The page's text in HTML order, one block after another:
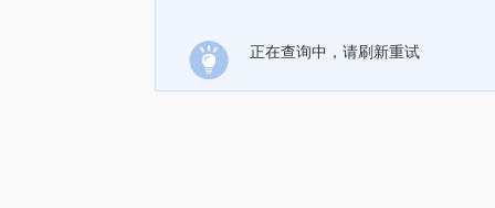
正在查询中，请刷新重试